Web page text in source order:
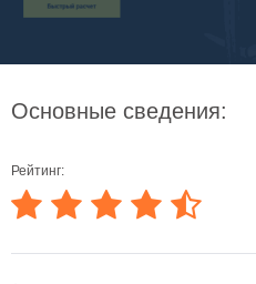
Основные сведения:
Рейтинг: